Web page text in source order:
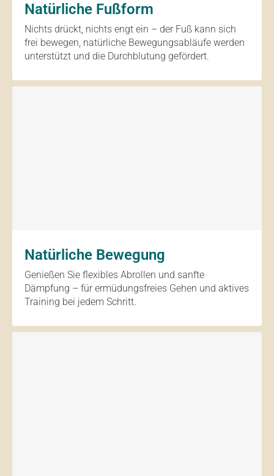
Natürliche Fußform
Nichts drückt, nichts engt ein – der Fuß kann sich
frei bewegen, natürliche Bewegungsabläufe werden
unterstützt und die Durchblutung gefördert.
Natürliche Bewegung
Genießen Sie flexibles Abrollen und sanfte
Dämpfung – für ermüdungsfreies Gehen und aktives
Training bei jedem Schritt.